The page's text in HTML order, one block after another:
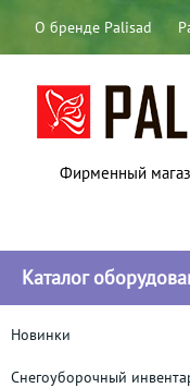
О бренде Palisad
Фирменный
Каталог
Новинки
Снегоуборочный